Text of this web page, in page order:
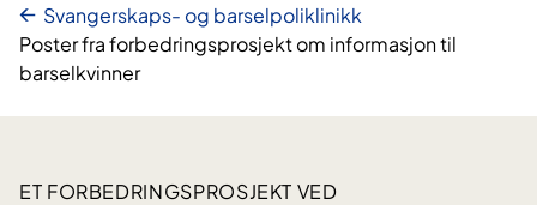
Svangerskaps- og barselpoliklinikk
Poster fra forbedringsprosjekt om informasjon til
barselkvinner
ET FORBEDRINGSPROSJEKT VED